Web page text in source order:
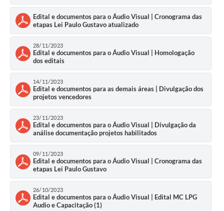
Edital e documentos para o Áudio Visual | Cronograma das
etapas Lei Paulo Gustavo atualizado
28/11/2023
Edital e documentos para o Áudio Visual | Homologação
dos editais
14/11/2023
Edital e documentos para as demais áreas | Divulgação dos
projetos vencedores
23/11/2023
Edital e documentos para o Áudio Visual | Divulgação da
análise documentação projetos habilitados
09/11/2023
Edital e documentos para o Áudio Visual | Cronograma das
etapas Lei Paulo Gustavo
26/10/2023
Edital e documentos para o Áudio Visual | Edital MC LPG
Audio e Capacitação (1)